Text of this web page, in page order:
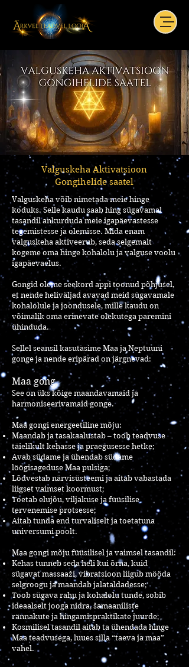
Valguskeha Aktivatsioon
Gongihelide saatel
Valguskeha võib nimetada meie hinge
koduks. Selle kaudu saab hing sügavamal
tasandil ankurduda meie igapäevastesse
tegemistesse ja olemisse. Mida enam
valguskeha aktiveerub, seda selgemalt
kogeme oma hinge kohalolu ja valguse voolu
igapäevaelus.
Gongid oleme seekord appi toonud põhjusel,
et nende heliväljad avavad meid sügavamale
kohalolule ja joondusele, mille kaudu on
võimalik oma erinevate olekutega paremini
ühinduda.
Sellel seansil kasutasime Maa ja Neptuuni
gonge ja nende eripärad on järgnevad:
Maa gong
See on üks kõige maandavamaid ja
harmoniseerivamaid gonge.
Maa gongi energeetiline mõju:
Maandab ja tasakaalustab – toob teadvuse
täielikult kehasse ja praegusesse hetke;
Avab südame ja ühendab südame
löögisageduse Maa pulsiga;
Lõdvestab närvisüsteemi ja aitab vabastada
liigset vaimset koormust;
Toetab elujõu, viljakuse ja füüsilise
tervenemise protsesse;
Aitab tunda end turvaliselt ja toetatuna
universumi poolt.
Maa gongi mõju füüsilisel ja vaimsel tasandil:
Kehas tunneb seda heli kui õrna, kuid
sügavat massaaži, vibratsioon liigub mööda
selgroogu ja maandab jalataldadesse;
Toob sügava rahu ja kohalolu tunde, sobib
ideaalselt jooga nidra, šamaaniliste
rännakute ja hingamispraktikate juurde;
Kosmilisel tasandil aitab ta ühendada hinge
Maa teadvusega, luues silla “taeva ja maa”
vahel.